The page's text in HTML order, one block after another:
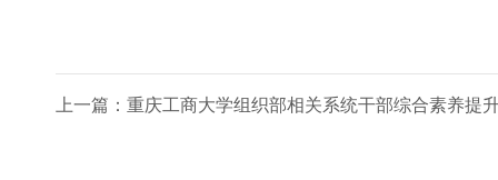
上一篇：重庆工商大学组织部相关系统干部综合素养提